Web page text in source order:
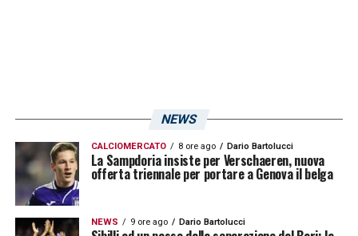
LA PLAYLIST DELLE NOSTRE TOP NEWS
NEWS
CALCIOMERCATO 8 ore ago Dario Bartolucci
La Sampdoria insiste per Verschaeren, nuova
offerta triennale per portare a Genova il belga
NEWS 9 ore ago Dario Bartolucci